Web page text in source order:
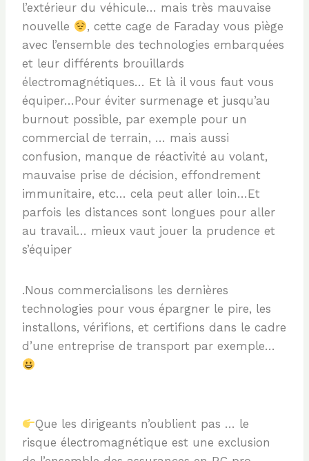
l’extérieur du véhicule… mais très mauvaise
nouvelle
, cette cage de Faraday vous piège
avec l’ensemble des technologies embarquées
et leur différents brouillards
électromagnétiques… Et là il vous faut vous
équiper…Pour éviter surmenage et jusqu’au
burnout possible, par exemple pour un
commercial de terrain, … mais aussi
confusion, manque de réactivité au volant,
mauvaise prise de décision, effondrement
immunitaire, etc… cela peut aller loin…Et
parfois les distances sont longues pour aller
au travail… mieux vaut jouer la prudence et
s’équiper
.Nous commercialisons les dernières
technologies pour vous épargner le pire, les
installons, vérifions, et certifions dans le cadre
d’une entreprise de transport par exemple…
Que les dirigeants n’oublient pas … le
risque électromagnétique est une exclusion